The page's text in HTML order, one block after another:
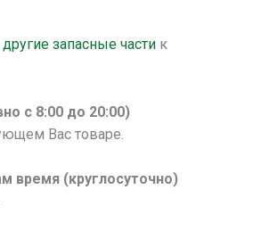
другие запасные частик
с 8:00 до 20:00)
Вас товаре.
время (круглосуточно)